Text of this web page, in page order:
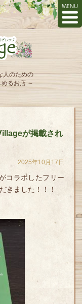
人のための
るお店 ～
が掲載され
2025年10月17日
コラボしたフリー
きました！！！